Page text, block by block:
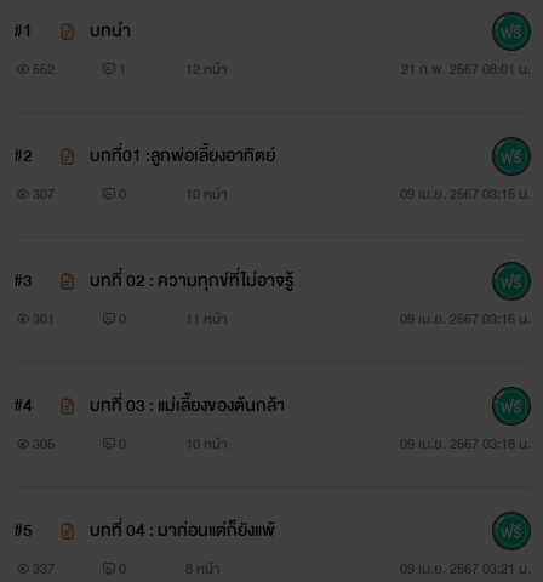
#1 บทนำ
552 1 12 หน้า 21 ก.พ. 2567 08:01 น.
#2 บทที่01 :ลูกพ่อเลี้ยงอาทิตย์
307 0 10 หน้า 09 เม.ย. 2567 03:15 น.
#3 บทที่ 02 : ความทุกข์ที่ไม่อาจรู้
301 0 11 หน้า 09 เม.ย. 2567 03:16 น.
#4 บทที่ 03 : แม่เลี้ยงของต้นกล้า
305 0 10 หน้า 09 เม.ย. 2567 03:18 น.
#5 บทที่ 04 : มาก่อนแต่ก็ยังแพ้
337 0 8 หน้า 09 เม.ย. 2567 03:21 น.